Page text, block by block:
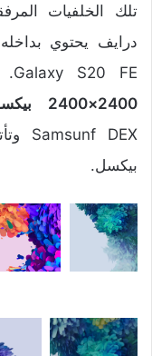
تلك الخلفيات
درايف يحتوي
Galaxy S20 FE. الخلفيات تأتي بدقة QHD وأبعاد
2400×2400 بيكسل
بيكسل.